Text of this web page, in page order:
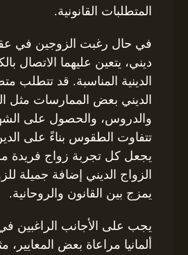
المتطلبات القانونية.
في حال رغبت الزوجين في
ديني، يتعين عليهما الاتصال
الدينية المناسبة. قد تتطلب
الديني بعض الممارسات مثل
والدروس، والحصول على
تتفاوت الطقوس بناءً على
يجعل كل تجربة زواج فريدة
الزواج الديني إضافة جميلة
يمزج بين القانون والروحانية.
يجب على الأجانب الراغبين
ألمانيا مراعاة بعض